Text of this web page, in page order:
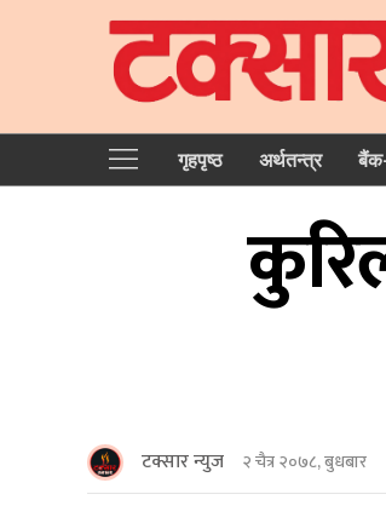
गृहपृष्‍ठ अर्थतन्त्र
टक्सार न्युज २ चैत्र २०७८, बुधबार